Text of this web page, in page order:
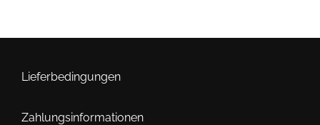
Lieferbedingungen
Zahlungsinformationen